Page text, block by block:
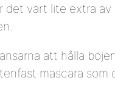
det värt lite extra
att hålla
mascara som